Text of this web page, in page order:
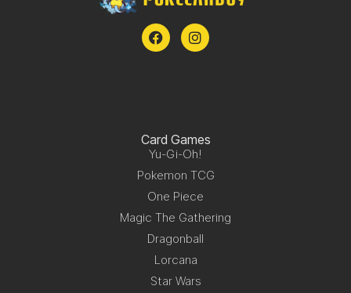
Card Games
Yu-Gi-Oh!
Pokemon TCG
One Piece
Magic The Gathering
Dragonball
Lorcana
Star Wars